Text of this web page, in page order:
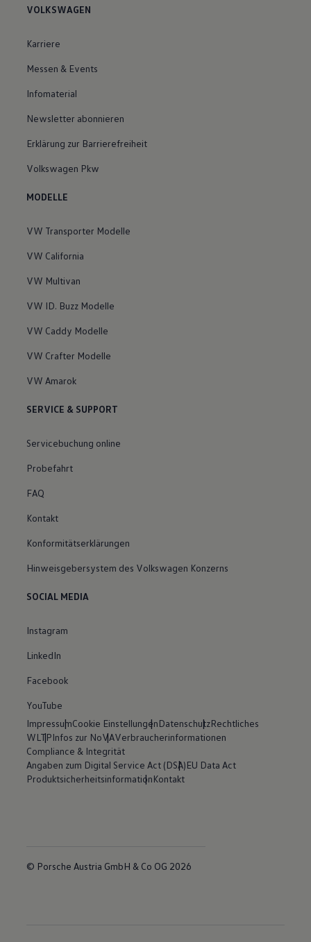
VOLKSWAGEN
Karriere
Messen & Events
Infomaterial
Newsletter abonnieren
Erklärung zur Barrierefreiheit
Volkswagen Pkw
MODELLE
VW Transporter Modelle
VW California
VW Multivan
VW ID. Buzz Modelle
VW Caddy Modelle
VW Crafter Modelle
VW Amarok
SERVICE & SUPPORT
Servicebuchung online
Probefahrt
FAQ
Kontakt
Konformitätserklärungen
Hinweisgebersystem des Volkswagen Konzerns
SOCIAL MEDIA
Instagram
LinkedIn
Facebook
YouTube
ImpressumCookie EinstellungenDatenschutzRechtliches
WLTPInfos zur NoVAVerbraucherinformationen
Compliance & Integrität
Angaben zum Digital Service Act (DSA)EU Data Act
ProduktsicherheitsinformationKontakt
© Porsche Austria GmbH & Co OG 2026